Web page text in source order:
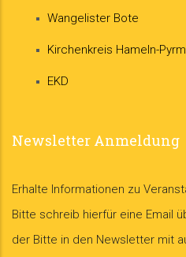
Wangelister Bote
Kirchenkreis Hameln-
EKD
Newsletter Anmeldung
Erhalte Informationen zu
Bitte schreib hierfür eine Email
der Bitte in den Newsletter mit